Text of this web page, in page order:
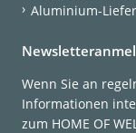
Aluminium-
Wenn Sie an
Informationen
zum HOME OF